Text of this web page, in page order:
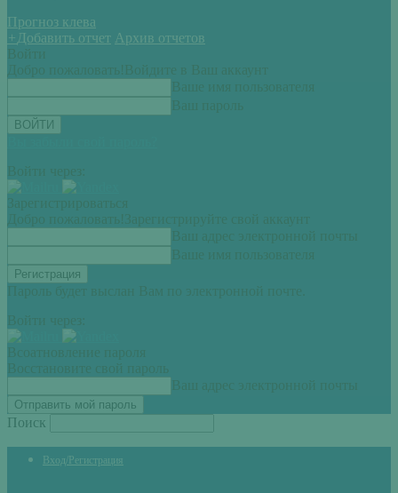
Прогноз клева
+ Добавить отчет Архив отчетов
Войти
Добро пожаловать! Войдите в Ваш аккаунт
Ваше имя пользователя
Ваш пароль
Войти через:
Зарегистрироваться
Добро пожаловать! Зарегистрируйте свой аккаунт
Ваш адрес электронной почты
Ваше имя пользователя
Пароль будет выслан Вам по электронной почте.
Войти через:
Всоатновление пароля
Восстановите свой пароль
Ваш адрес электронной почты
Поиск
Вход/Регистрация